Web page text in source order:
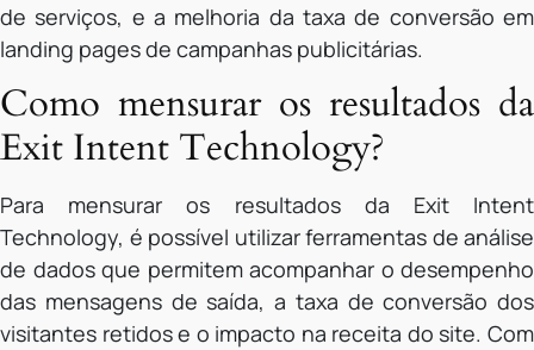
de serviços, e a melhoria da taxa de conversão em
landing pages de campanhas publicitárias.
Como mensurar os resultados da
Exit Intent Technology?
Para mensurar os resultados da Exit Intent
Technology, é possível utilizar ferramentas de análise
de dados que permitem acompanhar o desempenho
das mensagens de saída, a taxa de conversão dos
visitantes retidos e o impacto na receita do site. Com